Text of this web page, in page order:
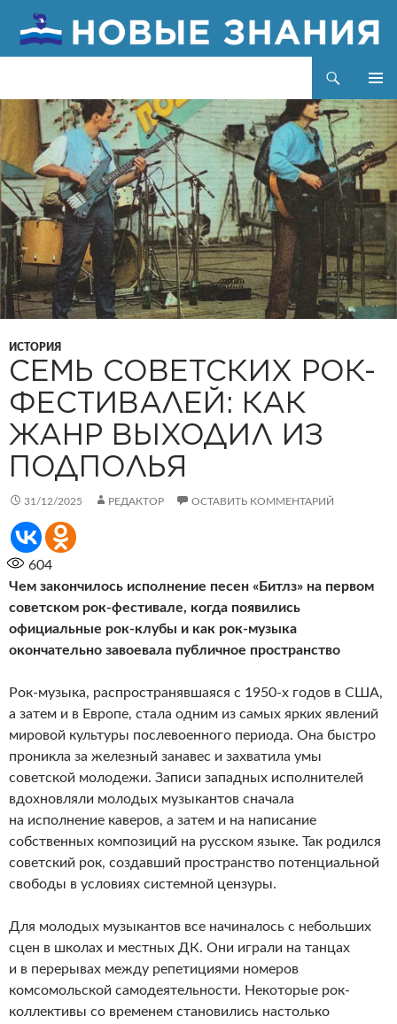
МЕНЮ
СОДЕРЖИМОМУ
ИСТОРИЯ
СЕМЬ СОВЕТСКИХ РОК-
ФЕСТИВАЛЕЙ: КАК
ЖАНР ВЫХОДИЛ ИЗ
ПОДПОЛЬЯ
31/12/2025 РЕДАКТОР ОСТАВИТЬ КОММЕНТАРИЙ
604
Чем закончилось исполнение песен «Битлз» на первом
советском рок-фестивале, когда появились
официальные рок-клубы и как рок-музыка
окончательно завоевала публичное пространство
Рок-музыка, распространявшаяся с 1950-х годов в США,
а затем и в Европе, стала одним из самых ярких явлений
мировой культуры послевоенного периода. Она быстро
проникла за железный занавес и захватила умы
советской молодежи. Записи западных исполнителей
вдохнов­ляли молодых музыкантов сначала
на исполнение каверов, а затем и на написание
собственных композиций на русском языке. Так родился
советский рок, создавший пространство потенциальной
свободы в условиях системной цензуры.
Для молодых музыкантов все начиналось с небольших
сцен в школах и местных ДК. Они играли на танцах
и в перерывах между репетициями номеров
комсомольской самодеятельности. Некоторые рок-
коллективы со временем становились настолько